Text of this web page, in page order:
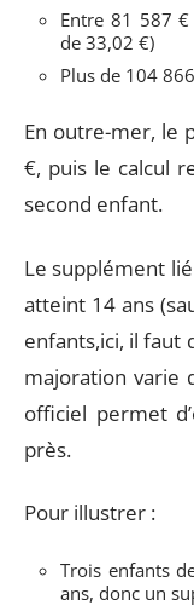
Entre 81 587
de 33,02 €)
Plus de 104
En outre-mer, le
€, puis le calcul
second enfant.
Le supplément lié
atteint 14 ans
enfants,ici, il faut
majoration varie
officiel permet
près.
Pour illustrer :
Trois enfants
ans, donc un